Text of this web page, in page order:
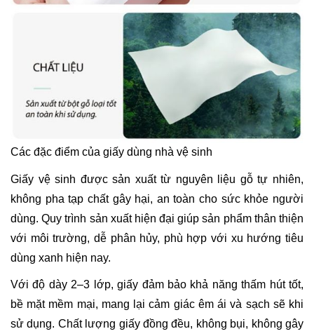
Các đặc điểm của giấy dùng nhà vệ sinh
Giấy vệ sinh được sản xuất từ nguyên liệu gỗ tự nhiên,
không pha tạp chất gây hại, an toàn cho sức khỏe người
dùng. Quy trình sản xuất hiện đại giúp sản phẩm thân thiện
với môi trường, dễ phân hủy, phù hợp với xu hướng tiêu
dùng xanh hiện nay.
Với độ dày 2–3 lớp, giấy đảm bảo khả năng thấm hút tốt,
bề mặt mềm mại, mang lại cảm giác êm ái và sạch sẽ khi
sử dụng. Chất lượng giấy đồng đều, không bụi, không gây